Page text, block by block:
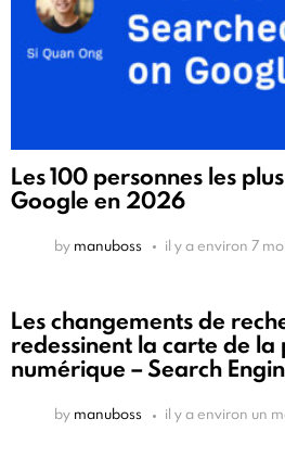
Les 100 personnes les
Google en 2026
by manuboss il y a environ 7
Les changements de
redessinent la carte de la
numérique – Search
by manuboss il y a environ un